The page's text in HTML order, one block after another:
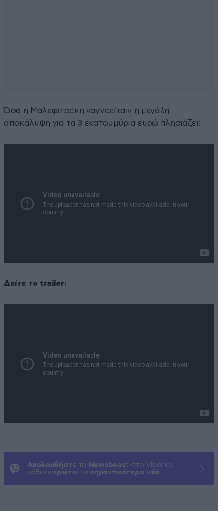
Όσο η Μαλεφιτσάκη «αγνοείται» η μεγάλη
αποκάλυψη για τα 3 εκατομμύρια ευρώ πλησιάζει!
Δείτε το trailer:
Ακολουθήστε το Newsbeast στο Viber και
μάθετε πρώτοι τα σημαντικότερα νέα